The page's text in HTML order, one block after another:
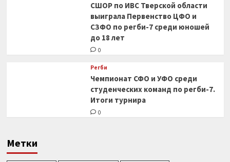
СШОР по ИВС Тверской области
выиграла Первенство ЦФО и
СЗФО по регби-7 среди юношей
до 18 лет
0
Регби
Чемпионат СФО и УФО среди
студенческих команд по регби-7.
Итоги турнира
0
Метки